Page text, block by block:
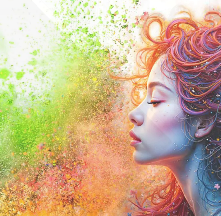
MOCNY AKCENT W TWOIM DOMU
Sprawdź